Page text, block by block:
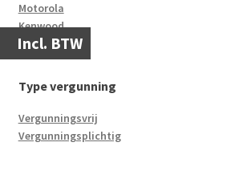
Incl. BTW
Motorola
Kenwood
Type vergunning
Vergunningsvrij
Vergunningsplichtig